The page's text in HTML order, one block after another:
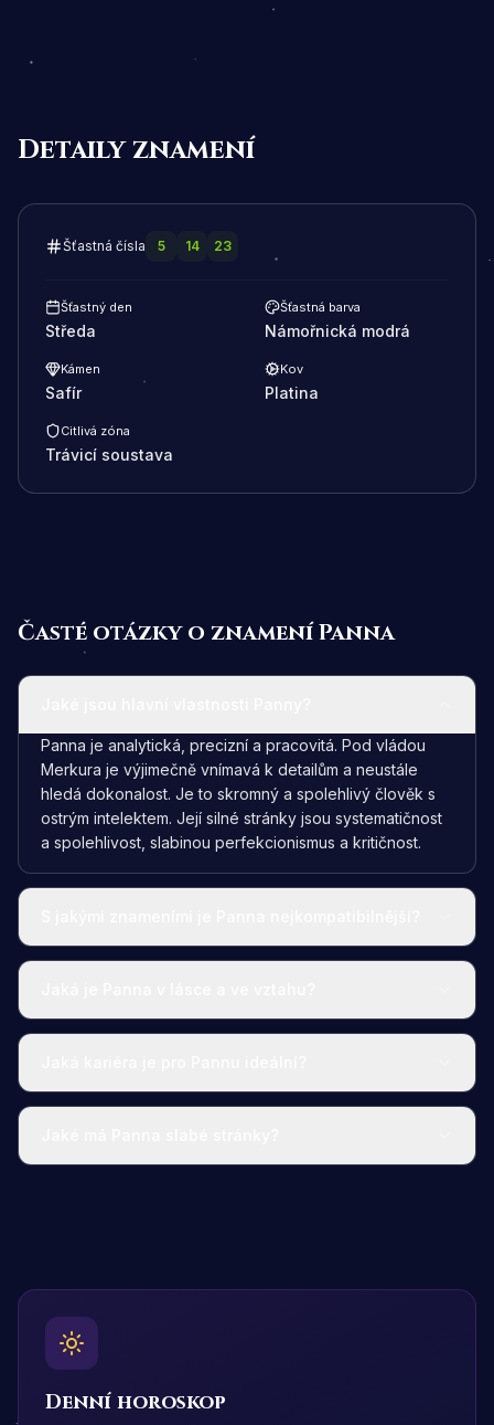
Detaily znamení
Šťastná čísla 5 14 23
Šťastný den
Středa
Šťastná barva
Námořnická modrá
Kámen
Safír
Kov
Platina
Citlivá zóna
Trávicí soustava
Časté otázky o znamení Panna
Panna je analytická, precizní a pracovitá. Pod vládou
Merkura je výjimečně vnímavá k detailům a neustále
hledá dokonalost. Je to skromný a spolehlivý člověk s
ostrým intelektem. Její silné stránky jsou systematičnost
a spolehlivost, slabinou perfekcionismus a kritičnost.
Denní horoskop